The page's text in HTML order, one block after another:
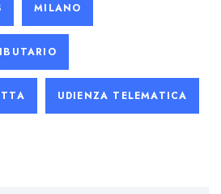
MILANO
UDIENZA TELEMATICA